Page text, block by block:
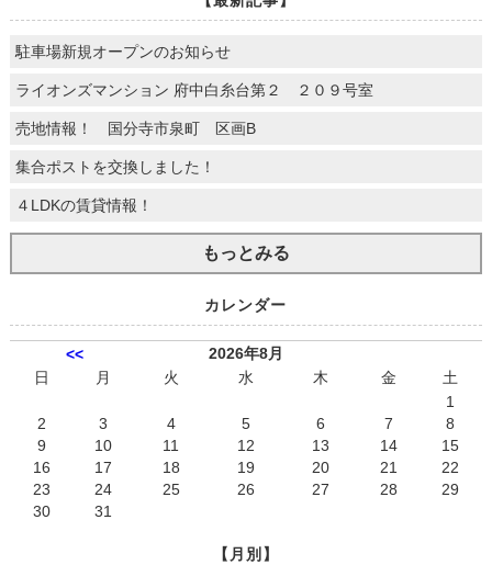
駐車場新規オープンのお知らせ
ライオンズマンション 府中白糸台第２ ２０９号室
売地情報！ 国分寺市泉町 区画B
集合ポストを交換しました！
４LDKの賃貸情報！
もっとみる
カレンダー
<<
2026年8月
日
月 火 水 木 金
土
1
2
3 4 5 6 7
8
9
10 11 12 13 14
15
16
17 18 19 20 21
22
23
24 25 26 27 28
29
30
31
【月別】